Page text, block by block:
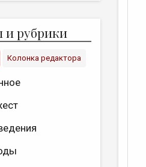
и рубрики
Колонка редактора